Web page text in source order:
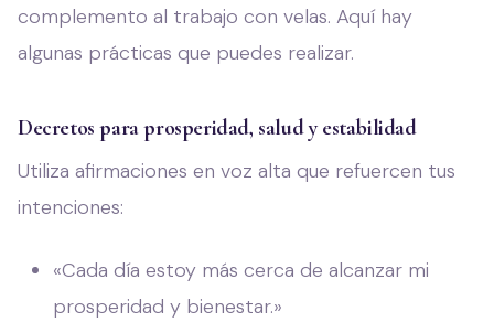
complemento al trabajo con velas. Aquí hay
algunas prácticas que puedes realizar.
Decretos para prosperidad, salud y estabilidad
Utiliza afirmaciones en voz alta que refuercen tus
intenciones:
«Cada día estoy más cerca de alcanzar mi
prosperidad y bienestar.»